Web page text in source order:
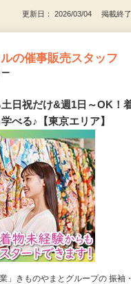
更新日： 2026/03/04 掲載終
の催事販売スタッフ
土日祝だけ&週1日～OK！
べる♪【東京エリア】
業」きものやまとグループの 振袖